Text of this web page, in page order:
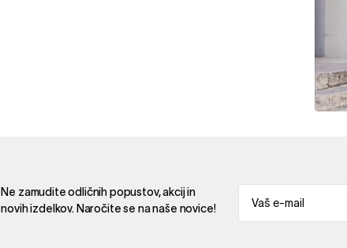
Ne zamudite odličnih popustov, akcij in
novih izdelkov. Naročite se na naše novice!